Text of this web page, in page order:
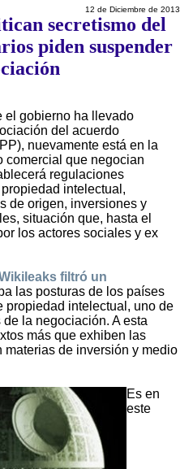
12 de Diciembre de 2013
secretismo del
piden suspender
el gobierno ha llevado
del acuerdo
nuevamente está en la
comercial que negocian
regulaciones
intelectual,
de origen, inversiones y
situación que, hasta el
los actores sociales y ex
filtró un
las posturas de los países
propiedad intelectual, uno de
la negociación. A esta
más que exhiben las
de inversión y medio
Es en
este